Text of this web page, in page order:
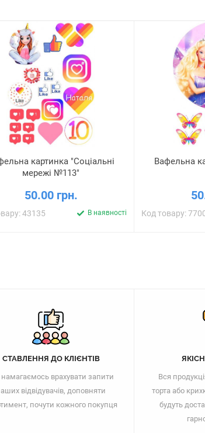
картинка "Соціальні
мережі №113"
50.00 грн.
43135 В наявності
Вафельна
Код товару:
СТАВЛЕННЯ ДО КЛІЄНТІВ
врахувати запити
відвідувачів, доповняти
почути кожного покупця
Вся
торта або
будуть